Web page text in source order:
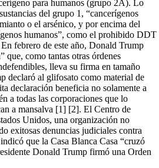
para humanos (grupo 2A). Lo
del grupo 1, “cancerígenos
o el arsénico, y por encima del
humanos”, como el prohibido DDT
febrero de este año, Donald Trump
que, como tantas otras órdenes
lleva su firma en tamaño
declaró al glifosato como material de
declaración beneficia no solamente a
a todas las corporaciones que lo
a mansalva [1] [2]. El Centro de
Unidos, una organización no
exitosas denuncias judiciales contra
que la Casa Blanca Casa “cruzó
Donald Trump firmó una Orden